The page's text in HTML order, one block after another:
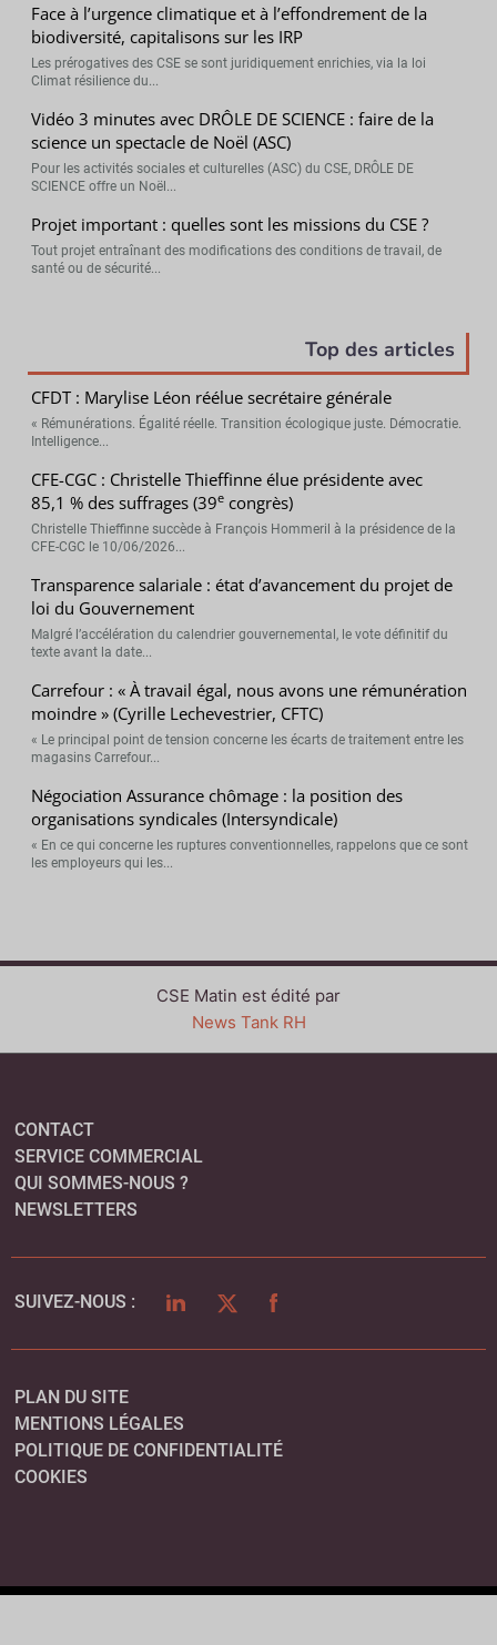
Face à l’urgence climatique et à l’effondrement de la
biodiversité, capitalisons sur les IRP
Les prérogatives des CSE se sont juridiquement enrichies, via la loi
Climat résilience du...
Vidéo 3 minutes avec DRÔLE DE SCIENCE : faire de la
science un spectacle de Noël (ASC)
Pour les activités sociales et culturelles (ASC) du CSE, DRÔLE DE
SCIENCE offre un Noël...
Projet important : quelles sont les missions du CSE ?
Tout projet entraînant des modifications des conditions de travail, de
santé ou de sécurité...
Top des articles
CFDT : Marylise Léon réélue secrétaire générale
« Rémunérations. Égalité réelle. Transition écologique juste. Démocratie.
Intelligence...
CFE-CGC : Christelle Thieffinne élue présidente avec
85,1 % des suffrages (39e congrès)
Christelle Thieffinne succède à François Hommeril à la présidence de la
CFE-CGC le 10/06/2026...
Transparence salariale : état d’avancement du projet de
loi du Gouvernement
Malgré l’accélération du calendrier gouvernemental, le vote définitif du
texte avant la date...
Carrefour : « À travail égal, nous avons une rémunération
moindre » (Cyrille Lechevestrier, CFTC)
« Le principal point de tension concerne les écarts de traitement entre les
magasins Carrefour...
Négociation Assurance chômage : la position des
organisations syndicales (Intersyndicale)
« En ce qui concerne les ruptures conventionnelles, rappelons que ce sont
les employeurs qui les...
CSE Matin est édité par
News Tank RH
CONTACT
SERVICE COMMERCIAL
QUI SOMMES-NOUS ?
NEWSLETTERS
SUIVEZ-NOUS : LINKEDINTWITTERFACEBOOK
PLAN DU SITE
MENTIONS LÉGALES
POLITIQUE DE CONFIDENTIALITÉ
COOKIES